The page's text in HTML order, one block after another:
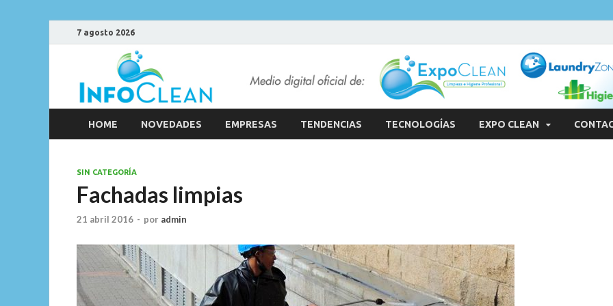
7 agosto 2026
HOME NOVEDADES EMPRESAS TENDENCIAS TECNOLOGÍAS EXPO CLEAN
SIN CATEGORÍA
Fachadas limpias
21 abril 2016 - por admin